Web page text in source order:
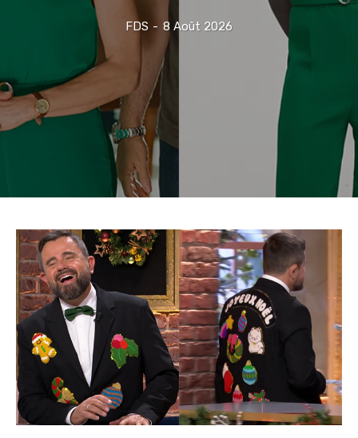
FDS - 8 Août 2026